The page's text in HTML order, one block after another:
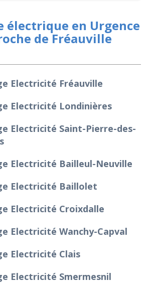
électrique en Urgence
de Fréauville
Electricité Fréauville
Electricité Londinières
Electricité Saint-Pierre-des-
Electricité Bailleul-Neuville
Electricité Baillolet
Electricité Croixdalle
Electricité Wanchy-Capval
Electricité Clais
Electricité Smermesnil